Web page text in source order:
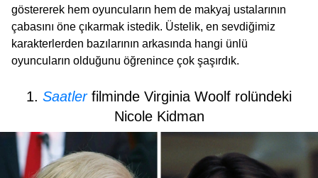
göstererek hem oyuncuların hem de makyaj ustalarının
çabasını öne çıkarmak istedik. Üstelik, en sevdiğimiz
karakterlerden bazılarının arkasında hangi ünlü
oyuncuların olduğunu öğrenince çok şaşırdık.
1. Saatler filminde Virginia Woolf rolündeki
Nicole Kidman